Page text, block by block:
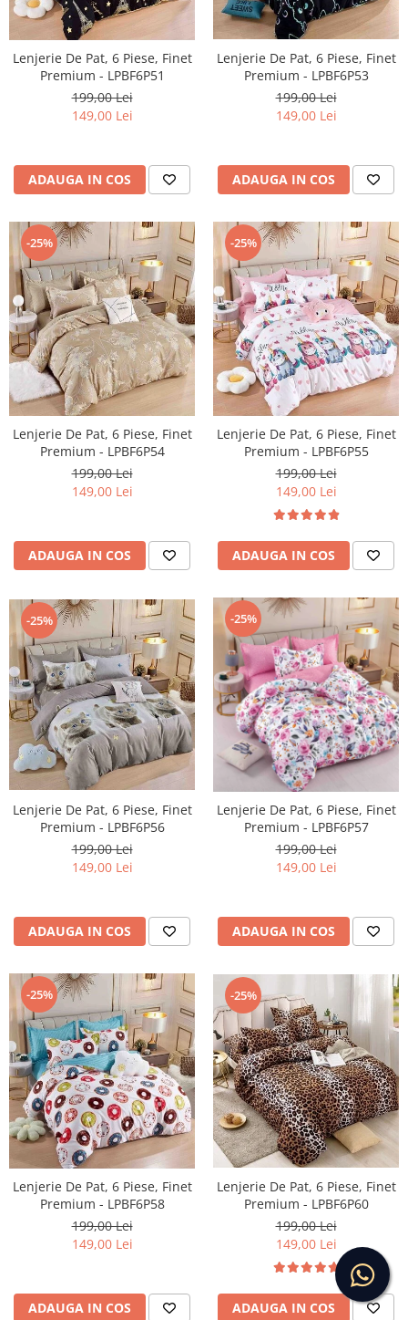
Lenjerie De Pat, 6 Piese, Finet
Premium - LPBF6P51
199,00 Lei
149,00 Lei
ADAUGA IN COS
Lenjerie De Pat, 6 Piese, Finet
Premium - LPBF6P53
199,00 Lei
149,00 Lei
ADAUGA IN COS
-25%
Lenjerie De Pat, 6 Piese, Finet
Premium - LPBF6P54
199,00 Lei
149,00 Lei
ADAUGA IN COS
-25%
Lenjerie De Pat, 6 Piese, Finet
Premium - LPBF6P55
199,00 Lei
149,00 Lei
ADAUGA IN COS
-25%
Lenjerie De Pat, 6 Piese, Finet
Premium - LPBF6P56
199,00 Lei
149,00 Lei
ADAUGA IN COS
-25%
Lenjerie De Pat, 6 Piese, Finet
Premium - LPBF6P57
199,00 Lei
149,00 Lei
ADAUGA IN COS
-25%
Lenjerie De Pat, 6 Piese, Finet
Premium - LPBF6P58
199,00 Lei
149,00 Lei
ADAUGA IN COS
-25%
Lenjerie De Pat, 6 Piese, Finet
Premium - LPBF6P60
199,00 Lei
149,00 Lei
ADAUGA IN COS